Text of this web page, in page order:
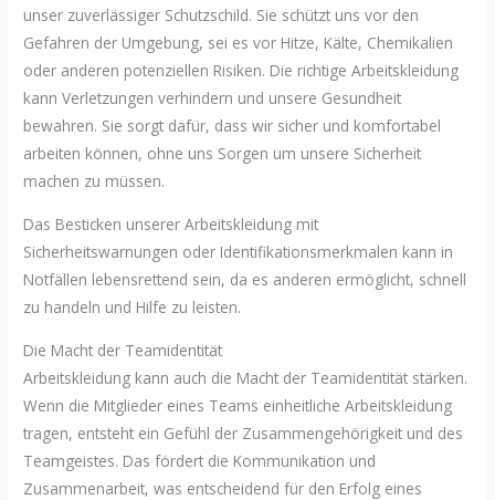
unser zuverlässiger Schutzschild. Sie schützt uns vor den
Gefahren der Umgebung, sei es vor Hitze, Kälte, Chemikalien
oder anderen potenziellen Risiken. Die richtige Arbeitskleidung
kann Verletzungen verhindern und unsere Gesundheit
bewahren. Sie sorgt dafür, dass wir sicher und komfortabel
arbeiten können, ohne uns Sorgen um unsere Sicherheit
machen zu müssen.
Das Besticken unserer Arbeitskleidung mit
Sicherheitswarnungen oder Identifikationsmerkmalen kann in
Notfällen lebensrettend sein, da es anderen ermöglicht, schnell
zu handeln und Hilfe zu leisten.
Die Macht der Teamidentität
Arbeitskleidung kann auch die Macht der Teamidentität stärken.
Wenn die Mitglieder eines Teams einheitliche Arbeitskleidung
tragen, entsteht ein Gefühl der Zusammengehörigkeit und des
Teamgeistes. Das fördert die Kommunikation und
Zusammenarbeit, was entscheidend für den Erfolg eines